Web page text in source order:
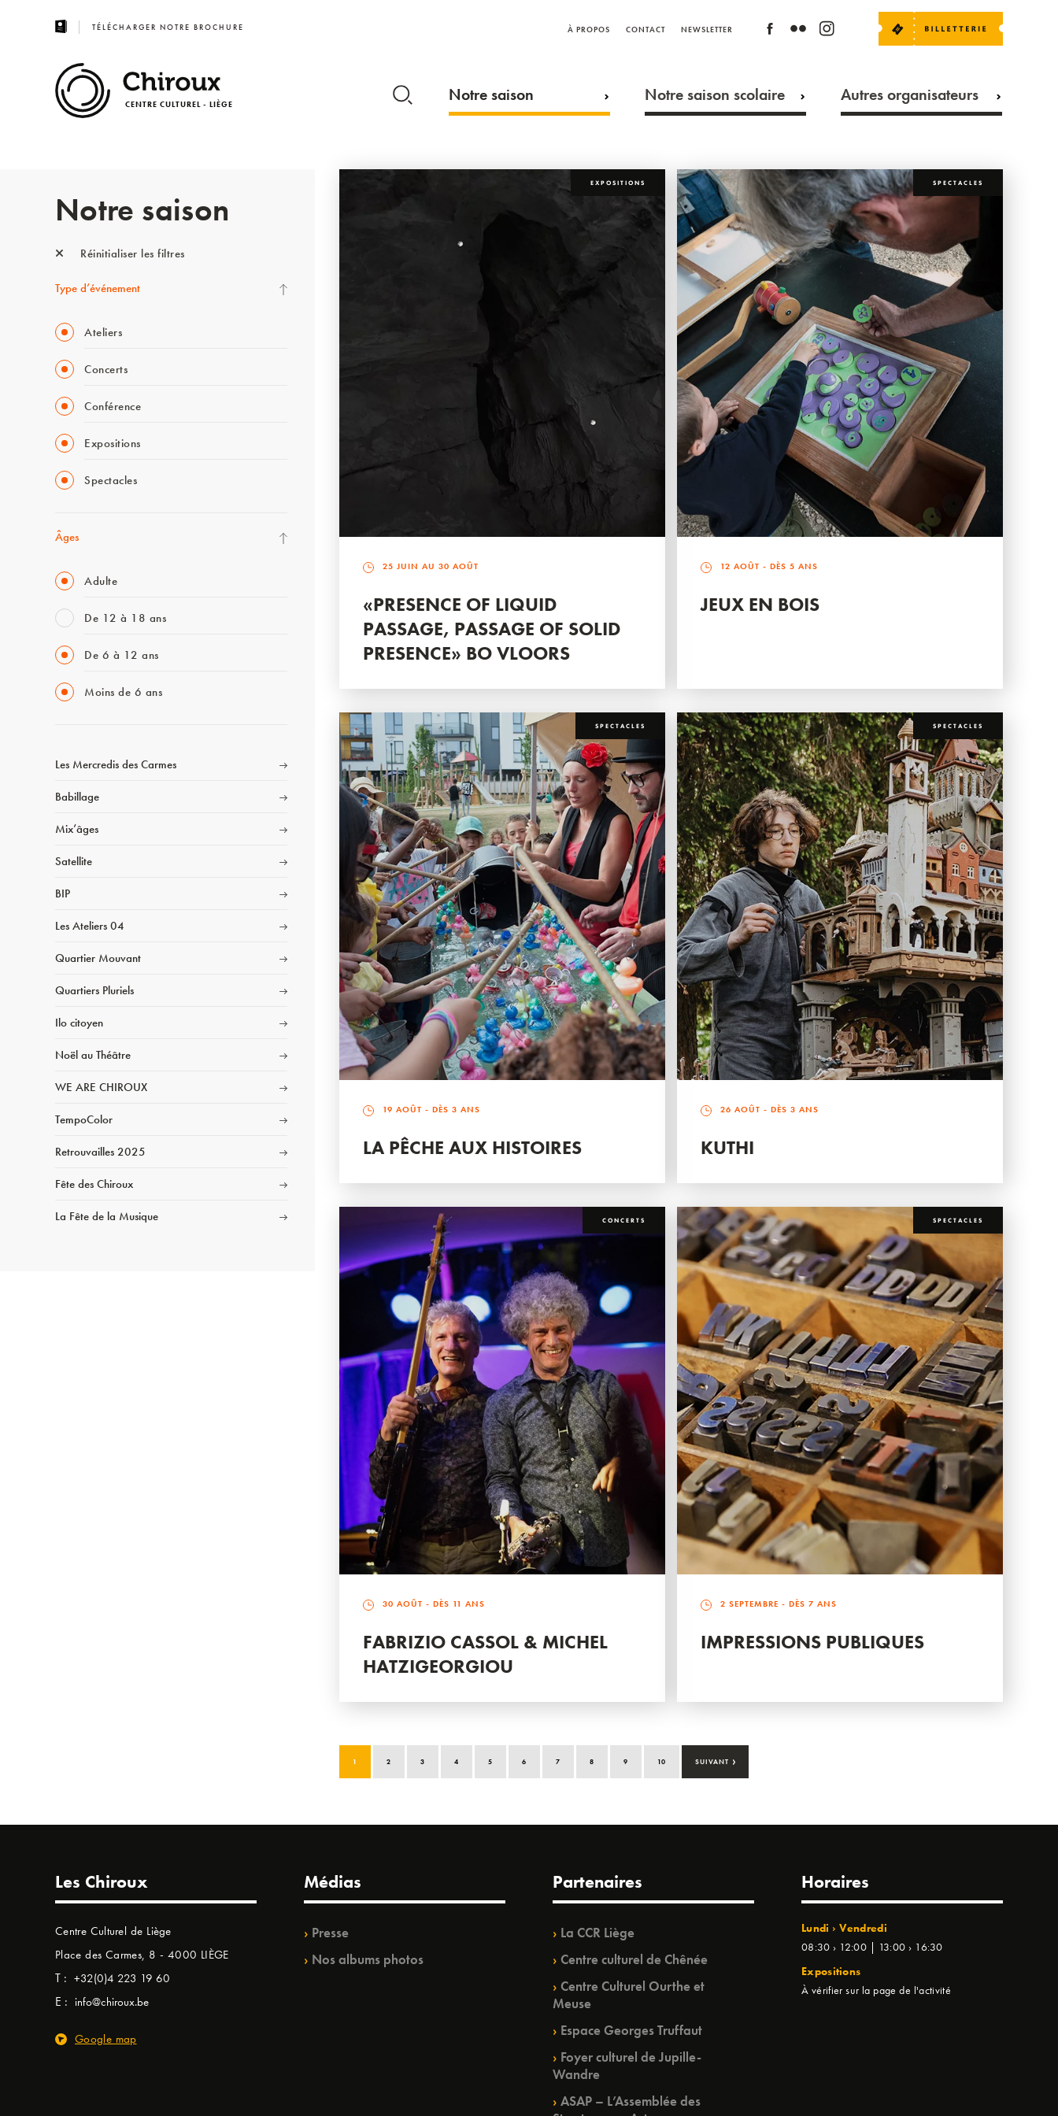
TÉLÉCHARGER NOTRE BROCHURE À PROPOS CONTACT NEWSLETTER
CENTRE CULTUREL - LIÈGE Notre saison Notre saison scolaire Autres organisateurs
Notre saison
Réinitialiser les filtres
Type d’événement
Ateliers
Concerts
Conférence
Expositions
Spectacles
Âges
Adulte
De 12 à 18 ans
De 6 à 12 ans
Moins de 6 ans
Les Mercredis des Carmes
Babillage
Mix’âges
Satellite
BIP
Les Ateliers 04
Quartier Mouvant
Quartiers Pluriels
Ilo citoyen
Noël au Théâtre
WE ARE CHIROUX
TempoColor
Retrouvailles 2025
Fête des Chiroux
La Fête de la Musique
EXPOSITIONS
25 JUIN AU 30 AOÛT
«PRESENCE OF LIQUID
PASSAGE, PASSAGE OF SOLID
PRESENCE» BO VLOORS
SPECTACLES
12 AOÛT - DÈS 5 ANS
JEUX EN BOIS
SPECTACLES
19 AOÛT - DÈS 3 ANS
LA PÊCHE AUX HISTOIRES
SPECTACLES
26 AOÛT - DÈS 3 ANS
KUTHI
CONCERTS
30 AOÛT - DÈS 11 ANS
FABRIZIO CASSOL & MICHEL
HATZIGEORGIOU
SPECTACLES
2 SEPTEMBRE - DÈS 7 ANS
IMPRESSIONS PUBLIQUES
1 2 3 4 5 6 7 8 9 10 SUIVANT ›
Les Chiroux
Centre Culturel de Liège
Place des Carmes, 8 - 4000 LIÈGE
T : +32(0)4 223 19 60
E : info@chiroux.be
Google map
Médias
Presse
Nos albums photos
Partenaires
La CCR Liège
Centre culturel de Chênée
Centre Culturel Ourthe et
Meuse
Espace Georges Truffaut
Foyer culturel de Jupille-
Wandre
ASAP – L’Assemblée des
Horaires
Lundi › Vendredi
08:30 › 12:00 | 13:00 › 16:30
Expositions
À vérifier sur la page de l'activité